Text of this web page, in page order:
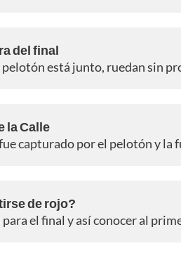
del final
está junto, ruedan sin
la Calle
capturado por el pelotón y la
de rojo?
el final y así conocer al